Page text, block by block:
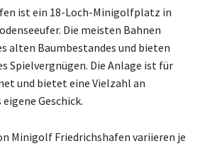
ist ein 18-Loch-Minigolfplatz in
Die meisten Bahnen
alten Baumbestandes und bieten
Spielvergnügen. Die Anlage ist für
und bietet eine Vielzahl an
Geschick.
Minigolf Friedrichshafen variieren je